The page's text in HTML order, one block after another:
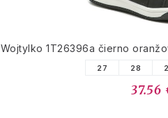
Wojtylko 1T26396a čierno
27 28
37.56